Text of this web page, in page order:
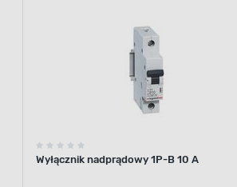
Wyłącznik nadprądowy 1P-B 10 A